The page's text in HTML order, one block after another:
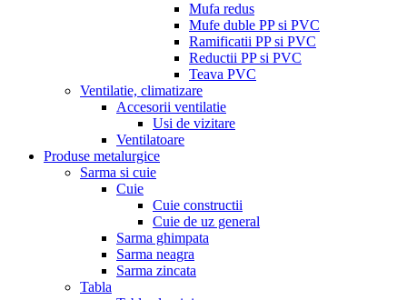
Mufa redus
Mufe duble PP si PVC
Ramificatii PP si PVC
Reductii PP si PVC
Teava PVC
Ventilatie, climatizare
Accesorii ventilatie
Usi de vizitare
Ventilatoare
Produse metalurgice
Sarma si cuie
Cuie
Cuie constructii
Cuie de uz general
Sarma ghimpata
Sarma neagra
Sarma zincata
Tabla